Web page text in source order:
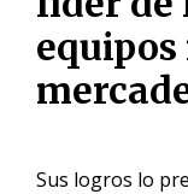
Sus logros lo